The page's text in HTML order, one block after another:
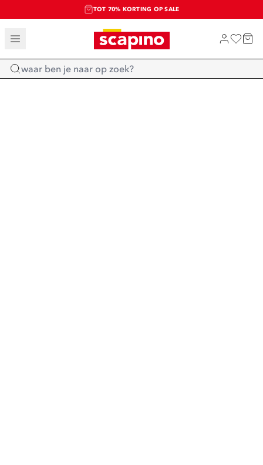
TOT 70% KORTING OP SALE
SALE: LAATSTE KANS!
SHOP NIEUW
Home